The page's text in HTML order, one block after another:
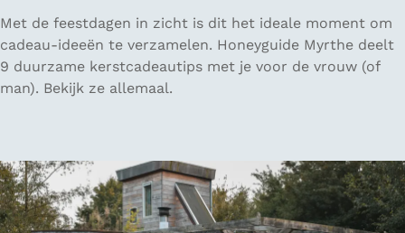
p
e
n
9
x
d
u
a
m
e
Met de feestdagen in zicht is dit het ideale moment om
cadeau-ideeën te verzamelen. Honeyguide Myrthe deelt
9 duurzame kerstcadeautips met je voor de vrouw (of
man). Bekijk ze allemaal.